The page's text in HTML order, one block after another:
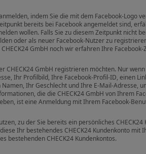
indem Sie die mit dem Facebook-Logo
bereits bei Facebook angemeldet sind,
wollen. Falls Sie zu diesem Zeitpunkt nicht
oder als neuer Facebook-Nutzer zu
GmbH noch wir erfahren Ihre Facebook-
GmbH registrieren möchten. Nur
Ihr Profilbild, Ihre Facebook-Profil-ID, einen
Ihr Geschlecht und Ihre E-Mail-Adresse,
die die CHECK24 GmbH von Ihrem
ist eine Anmeldung mit Ihrem Facebook-
zu der Sie bereits ein persönliches
Ihr bestehendes CHECK24 Kundenkonto mit
bestehenden CHECK24 Kundenkontos.